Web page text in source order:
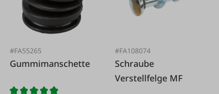
#FA55265
Gummimanschette
#FA108074
Schraube
Verstellfelge MF